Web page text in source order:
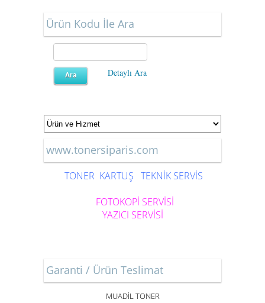
Ürün Kodu İle Ara
Detaylı Ara
www.tonersiparis.com
TONER KARTUŞ TEKNİK SERVİS
FOTOKOPİ SERVİSİ
YAZICI SERVİSİ
Garanti / Ürün Teslimat
MUADİL TONER